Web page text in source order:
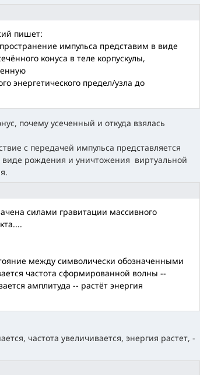
пишет:
импульса представим в виде
конуса в теле корпускулы,
энергетического предел/узла до
почему усеченный и откуда взялась
с передачей импульса представляется
виде рождения и уничтожения виртуальной
силами гравитации массивного
между символически обозначенными
частота сформированной волны --
амплитуда -- растёт энергия
частота увеличивается, энергия растет, -